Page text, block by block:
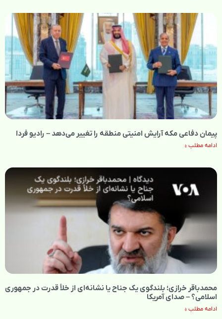
پیمان دفاعی مکه آرایش امنیتی منطقه را تغییر می‌دهد – رادیو فردا
ادامه مطلب »
محمدباقر خرازی؛ بلندگوی یک جناح یا نشانه‌ای از خلأ قدرت در جمهوری
اسلامی؟ – صدای آمریکا
ادامه مطلب »